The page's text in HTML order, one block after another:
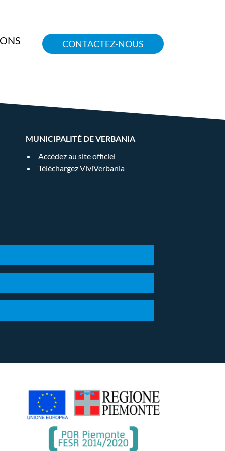
CONTACTEZ-NOUS
MUNICIPALITÉ DE VERBANIA
Accédez au site officiel
Téléchargez ViviVerbania